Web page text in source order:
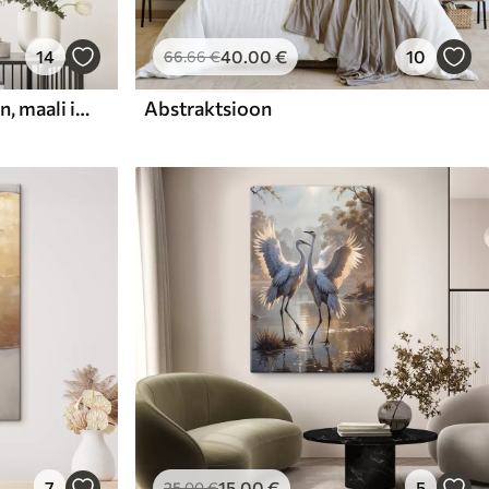
14
Abstraktne kompositsioon, maali imitatsioon
66.66€40.00€ 10
Abstraktsioon